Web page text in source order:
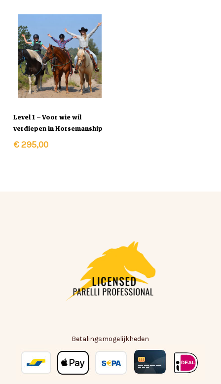
In Winkelmand
Level 1 – Voor wie wil
verdiepen in Horsemanship
€295,00
Betalingsmogelijkheden